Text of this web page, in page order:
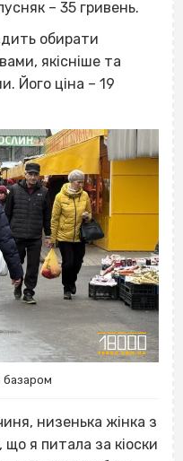
– 35 гривень.
обирати
якісніше та
Його ціна – 19
низенька жінка з
що я питала за кіоски